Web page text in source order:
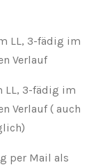
LL, 3-fädig im
Verlauf
LL, 3-fädig im
Verlauf ( auch
per Mail als